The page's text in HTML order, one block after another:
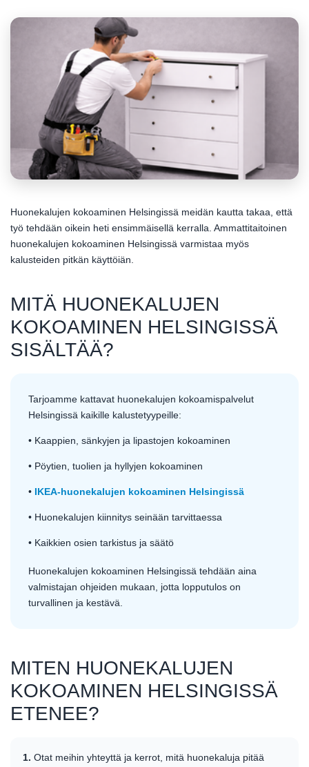
Huonekalujen kokoaminen Helsingissä meidän kautta takaa, että
työ tehdään oikein heti ensimmäisellä kerralla. Ammattitaitoinen
huonekalujen kokoaminen Helsingissä varmistaa myös
kalusteiden pitkän käyttöiän.
MITÄ HUONEKALUJEN
KOKOAMINEN HELSINGISSÄ
SISÄLTÄÄ?
Tarjoamme kattavat huonekalujen kokoamispalvelut
Helsingissä kaikille kalustetyypeille:
• Kaappien, sänkyjen ja lipastojen kokoaminen
• Pöytien, tuolien ja hyllyjen kokoaminen
• IKEA-huonekalujen kokoaminen Helsingissä
• Huonekalujen kiinnitys seinään tarvittaessa
• Kaikkien osien tarkistus ja säätö
Huonekalujen kokoaminen Helsingissä tehdään aina
valmistajan ohjeiden mukaan, jotta lopputulos on
turvallinen ja kestävä.
MITEN HUONEKALUJEN
KOKOAMINEN HELSINGISSÄ
ETENEE?
1. Otat meihin yhteyttä ja kerrot, mitä huonekaluja pitää